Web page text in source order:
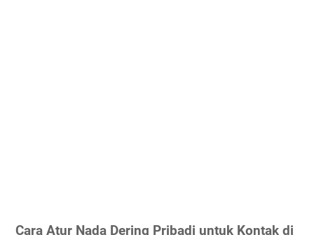
Cara Atur Nada Dering Pribadi untuk Kontak di